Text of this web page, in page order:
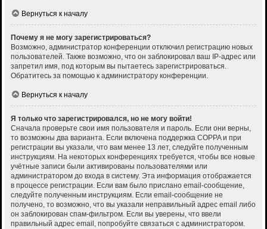
Вернуться к началу
Почему я не могу зарегистрироваться?
Возможно, администратор конференции отключил регистрацию новых
пользователей. Также возможно, что он заблокировал ваш IP-адрес или
запретил имя, под которым вы пытаетесь зарегистрироваться.
Обратитесь за помощью к администратору конференции.
Вернуться к началу
Я только что зарегистрировался, но не могу войти!
Сначала проверьте свои имя пользователя и пароль. Если они верны,
то возможны два варианта. Если включена поддержка COPPA и при
регистрации вы указали, что вам менее 13 лет, следуйте полученным
инструкциям. На некоторых конференциях требуется, чтобы все новые
учётные записи были активированы пользователями или
администратором до входа в систему. Эта информация отображается
в процессе регистрации. Если вам было прислано email-сообщение,
следуйте полученным инструкциям. Если email-сообщение не
получено, то возможно, что вы указали неправильный адрес email либо
он заблокирован спам-фильтром. Если вы уверены, что ввели
правильный адрес email, попробуйте связаться с администратором.